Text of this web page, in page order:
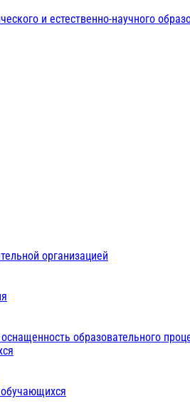
и естественно-научного
организацией
образовательного